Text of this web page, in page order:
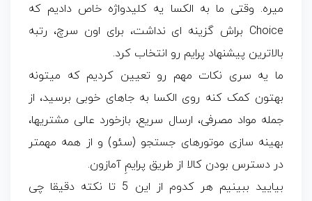
میره. وقتی ما به الکسا یه کلیدواژه خاص دادیم که
Choice براش گزینه ای نداشت، برای اون سرچ، رتبه
بالاترین پیشنهاد پرایم رو انتخاب کرد.
ما یه سری نکات مهم رو تعیین کردیم که میتونه
بهتون کمک کنه روی الکسا به جاهای خوبی برسید، از
جمله مواد مصرفی، ارسال سریع، بازخورد عالی مشتریها،
بهینه سازی موتورهای جستجو (سئو) و از همه مهمتر
در دسترس بودن کالا از طریق پرایمِ آمازون.
بیایید ببینیم هر کدوم از این 5 تا نکته دقیقا چی